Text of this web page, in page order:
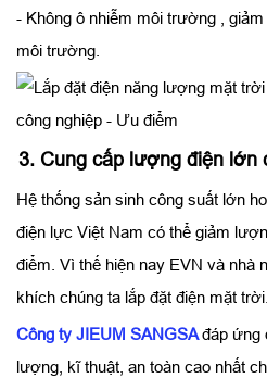
- Không ô nhiễm môi trường ,
môi trường.
3. Cung cấp lượng điện lớn
Hệ thống sản sinh công suất lớn
điện lực Việt Nam có thể giảm
điểm. Vì thế hiện nay EVN và
khích chúng ta lắp đặt điện mặt trời.
Công ty JIEUM SANGSAđáp ứng
lượng, kĩ thuật, an toàn cao nhất